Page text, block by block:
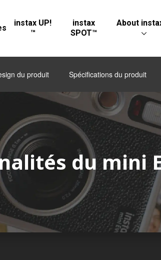
instax UP!
™
instax
SPOT™
About
du produit Spécifications du produit
du mini